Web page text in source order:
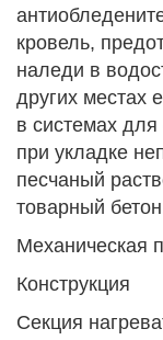
кровель,
наледи в
других местах
в системах
при укладке
песчаный
товарный
Механическая
Конструкция
Секция